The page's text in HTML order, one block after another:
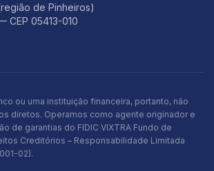
de Pinheiros)
CEP 05413-010
ou uma instituição financeira, portanto, não
diretos. Operamos como agente originador e
de garantias do FIDIC VIXTRA Fundo de
Creditórios – Responsabilidade Limitada
02).